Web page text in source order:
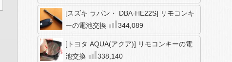
[スズキ ラパン・ DBA-HE22S] リモコンキ
ーの電池交換
344,089
[トヨタ AQUA(アクア)] リモコンキーの電
池交換
338,140